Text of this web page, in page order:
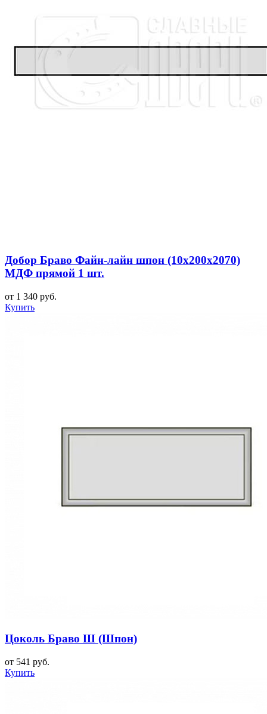
Добор Браво Файн-лайн шпон (10х200х2070)
МДФ прямой 1 шт.
от 1 340 руб.
Купить
Цоколь Браво Ш (Шпон)
от 541 руб.
Купить